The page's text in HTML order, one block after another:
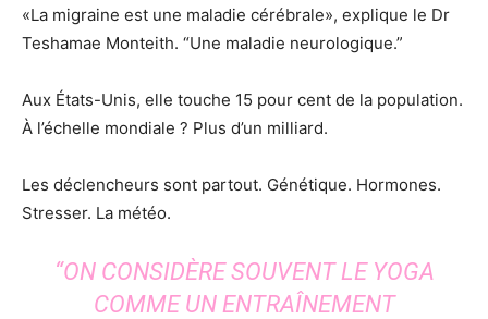
«La migraine est une maladie cérébrale», explique le Dr
Teshamae Monteith. “Une maladie neurologique.”
Aux États-Unis, elle touche 15 pour cent de la population.
À l’échelle mondiale ? Plus d’un milliard.
Les déclencheurs sont partout. Génétique. Hormones.
Stresser. La météo.
“ON CONSIDÈRE SOUVENT LE YOGA
COMME UN ENTRAÎNEMENT